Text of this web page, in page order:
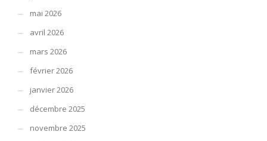
mai 2026
avril 2026
mars 2026
février 2026
janvier 2026
décembre 2025
novembre 2025